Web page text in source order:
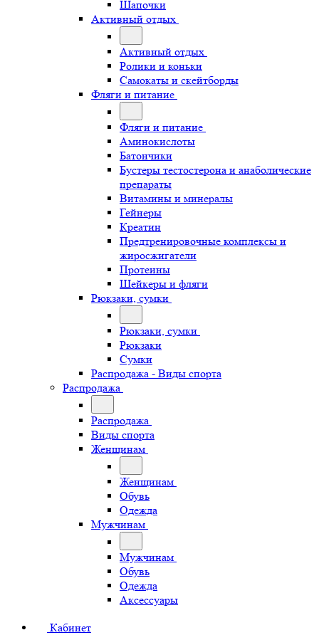
Шапочки
Активный отдых
Активный отдых
Ролики и коньки
Самокаты и скейтборды
Фляги и питание
Фляги и питание
Аминокислоты
Батончики
Бустеры тестостерона и анаболические
препараты
Витамины и минералы
Гейнеры
Креатин
Предтренировочные комплексы и
жиросжигатели
Протеины
Шейкеры и фляги
Рюкзаки, сумки
Рюкзаки, сумки
Рюкзаки
Сумки
Распродажа - Виды спорта
Распродажа
Распродажа
Виды спорта
Женщинам
Женщинам
Обувь
Одежда
Мужчинам
Мужчинам
Обувь
Одежда
Аксессуары
Кабинет